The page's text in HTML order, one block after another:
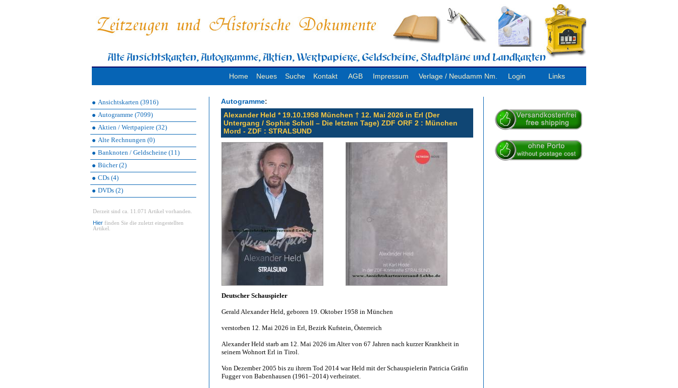
Home Neues Suche Kontakt AGB Impressum Verlage / Neudamm Nm. Login Links
Ansichtskarten (3916)
Autogramme (7099)
Aktien / Wertpapiere (32)
Alte Rechnungen (0)
Banknoten / Geldscheine (11)
Bücher (2)
CDs (4)
DVDs (2)
Derzeit sind ca. 11.071 Artikel vorhanden.
Hier finden Sie die zuletzt eingestellten
Artikel.
Autogramme:
Alexander Held * 19.10.1958 München † 12. Mai 2026 in Erl (Der
Untergang / Sophie Scholl – Die letzten Tage) ZDF ORF 2 : München
Mord - ZDF : STRALSUND
Deutscher Schauspieler
Gerald Alexander Held, geboren 19. Oktober 1958 in München
verstorben 12. Mai 2026 in Erl, Bezirk Kufstein, Österreich
Alexander Held starb am 12. Mai 2026 im Alter von 67 Jahren nach kurzer Krankheit in
seinem Wohnort Erl in Tirol.
Von Dezember 2005 bis zu ihrem Tod 2014 war Held mit der Schauspielerin Patricia Gräfin
Fugger von Babenhausen (1961–2014) verheiratet.